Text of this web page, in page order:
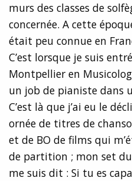
murs des classes de
concernée. A cette
était peu connue en
C’est lorsque je suis
Montpellier en
un job de pianiste dans
C’est là que j’ai eu le
ornée de titres de
et de BO de films qui
de partition ; mon set
me suis dit : Si tu es